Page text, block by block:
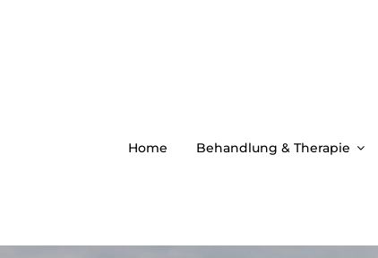
Home Behandlung & Therapie